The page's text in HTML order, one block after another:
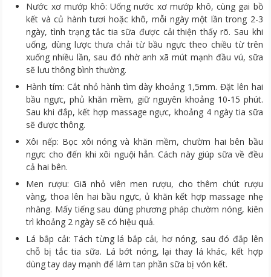
Nước xơ mướp khô: Uống nước xơ mướp khô, cùng gai bồ
kết và củ hành tươi hoặc khô, mỗi ngày một lần trong 2-3
ngày, tình trạng tắc tia sữa được cải thiện thấy rõ. Sau khi
uống, dùng lược thưa chải từ bầu ngực theo chiều từ trên
xuống nhiều lần, sau đó nhờ anh xã mút mạnh đầu vú, sữa
sẽ lưu thông bình thường.
Hành tím: Cắt nhỏ hành tìm dày khoảng 1,5mm. Đặt lên hai
bầu ngực, phủ khăn mềm, giữ nguyên khoảng 10-15 phút.
Sau khi đắp, kết hợp massage ngực, khoảng 4 ngày tia sữa
sẽ được thông.
Xôi nếp: Bọc xôi nóng và khăn mềm, chườm hai bên bầu
ngực cho đến khi xôi nguội hẳn. Cách này giúp sữa về đều
cả hai bên.
Men rượu: Giã nhỏ viên men rượu, cho thêm chút rượu
vàng, thoa lên hai bầu ngực, ủ khăn kết hợp massage nhẹ
nhàng. Mấy tiếng sau dùng phương pháp chườm nóng, kiên
trì khoảng 2 ngày sẽ có hiệu quả.
Lá bắp cải: Tách từng lá bắp cải, hơ nóng, sau đó đắp lên
chỗ bị tắc tia sữa. Lá bớt nóng, lại thay lá khác, kết hợp
dùng tay day mạnh để làm tan phần sữa bị vón kết.